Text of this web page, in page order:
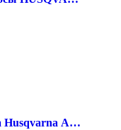
Проставка карбюратора Husqvarna Артикул: 5300355-96